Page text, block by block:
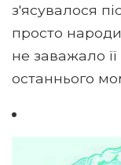
з'ясувалося
просто
не заважало
останнього